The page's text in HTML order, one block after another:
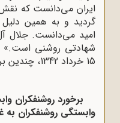
ایران می‌دانست که
گردید و به همین
امید می‌دانست. جلال
شهادتی روشنی است.»
15 خرداد 1342، چندین برابر شد.
برخورد روشنفکران
وابستگی روشنفکران